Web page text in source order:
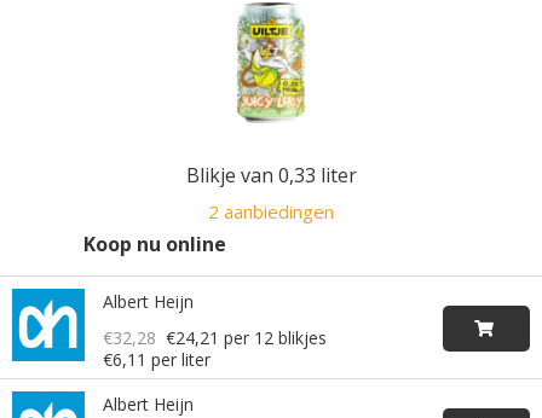
Blikje van 0,33 liter
2 aanbiedingen
Koop nu online
Albert Heijn
€32,28 €24,21 per 12 blikjes
€6,11 per liter
Albert Heijn